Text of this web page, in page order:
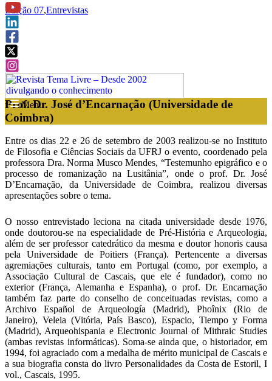
f Menu
Edição 07,Entrevistas
Prof. Dr. José d’Encarnação (Universidade de
Coimbra)
Entre os dias 22 e 26 de setembro de 2003 realizou-se no Instituto
de Filosofia e Ciências Sociais da UFRJ o evento, coordenado pela
professora Dra. Norma Musco Mendes, “Testemunho epigráfico e o
processo de romanização na Lusitânia”, onde o prof. Dr. José
D’Encarnação, da Universidade de Coimbra, realizou diversas
apresentações sobre o tema.
O nosso entrevistado leciona na citada universidade desde 1976,
onde doutorou-se na especialidade de Pré-História e Arqueologia,
além de ser professor catedrático da mesma e doutor honoris causa
pela Universidade de Poitiers (França). Pertencente a diversas
agremiações culturais, tanto em Portugal (como, por exemplo, a
Associação Cultural de Cascais, que ele é fundador), como no
exterior (França, Alemanha e Espanha), o prof. Dr. Encarnação
também faz parte do conselho de conceituadas revistas, como a
Archivo Español de Arqueología (Madrid), Phoînix (Rio de
Janeiro), Veleia (Vitória, País Basco), Espacio, Tiempo y Forma
(Madrid), Arqueohispania e Electronic Journal of Mithraic Studies
(ambas revistas informáticas). Soma-se ainda que, o historiador, em
1994, foi agraciado com a medalha de mérito municipal de Cascais e
a sua biografia consta do livro Personalidades da Costa de Estoril, I
vol., Cascais, 1995.